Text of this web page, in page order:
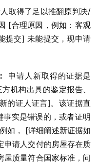
取得了足以推翻原判决/
[合理原因，例如：客观
提交] 未能提交，现申请
申请人新取得的证据是
机构出具的鉴定报告、
的证人证言]。该证据直
实是错误的，或者证明
如， [详细阐述新证据如
申请人交付的房屋存在质
屋质量符合国家标准，问